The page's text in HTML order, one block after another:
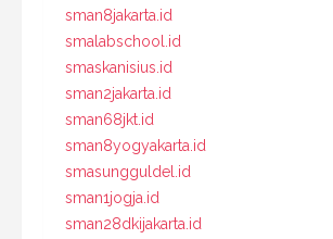
sman8jakarta.id
smalabschool.id
smaskanisius.id
sman2jakarta.id
sman68jkt.id
sman8yogyakarta.id
smasungguldel.id
sman1jogja.id
sman28dkijakarta.id